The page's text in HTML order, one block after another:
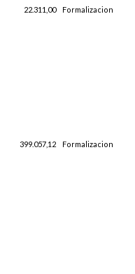
22.311,00 Formalizacion
399.057,12 Formalizacion